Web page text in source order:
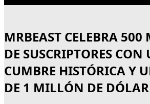
MRBEAST CELEBRA 500
DE SUSCRIPTORES CON
CUMBRE HISTÓRICA Y
DE 1 MILLÓN DE